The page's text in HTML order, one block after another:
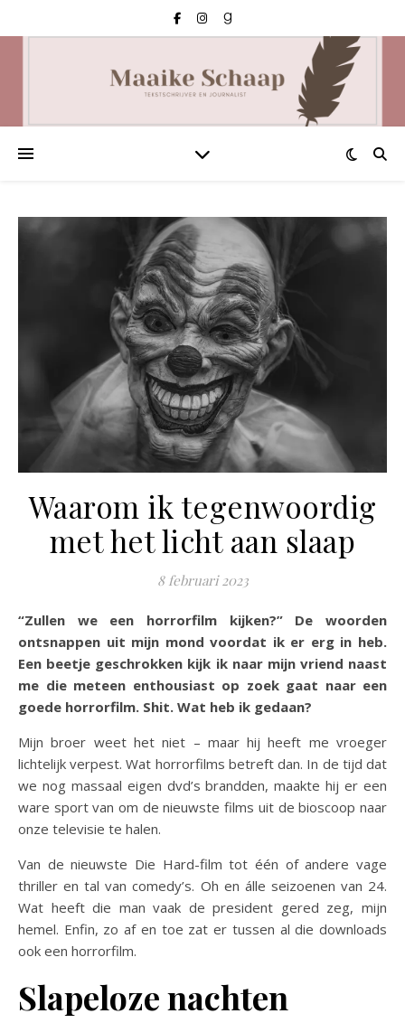
Waarom ik tegenwoordig
met het licht aan slaap
8 februari 2023
“Zullen we een horrorfilm kijken?” De woorden
ontsnappen uit mijn mond voordat ik er erg in heb.
Een beetje geschrokken kijk ik naar mijn vriend naast
me die meteen enthousiast op zoek gaat naar een
goede horrorfilm. Shit. Wat heb ik gedaan?
Mijn broer weet het niet – maar hij heeft me vroeger
lichtelijk verpest. Wat horrorfilms betreft dan. In de tijd dat
we nog massaal eigen dvd’s brandden, maakte hij er een
ware sport van om de nieuwste films uit de bioscoop naar
onze televisie te halen.
Van de nieuwste Die Hard-film tot één of andere vage
thriller en tal van comedy’s. Oh en álle seizoenen van 24.
Wat heeft die man vaak de president gered zeg, mijn
hemel. Enfin, zo af en toe zat er tussen al die downloads
ook een horrorfilm.
Slapeloze nachten